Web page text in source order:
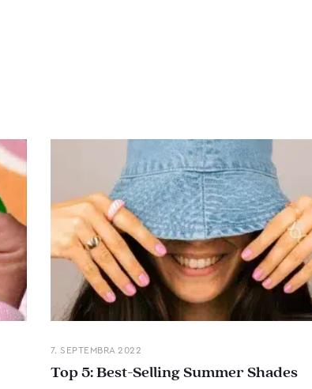
7. SEPTEMBRA 2022
Top 5: Best-Selling Summer Shades